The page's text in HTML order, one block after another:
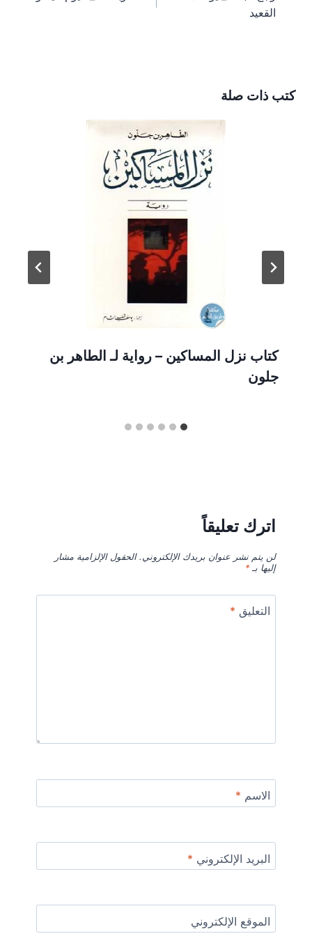
المقالات
القعيد
كتب ذات صلة
كتاب نزل المساكين – رواية لـ الطاهر بن
جلون
اترك تعليقاً
لن يتم نشر عنوان بريدك الإلكتروني. الحقول الإلزامية مشار
إليها بـ*
التعليق *
الاسم *
البريد الإلكتروني *
الموقع الإلكتروني